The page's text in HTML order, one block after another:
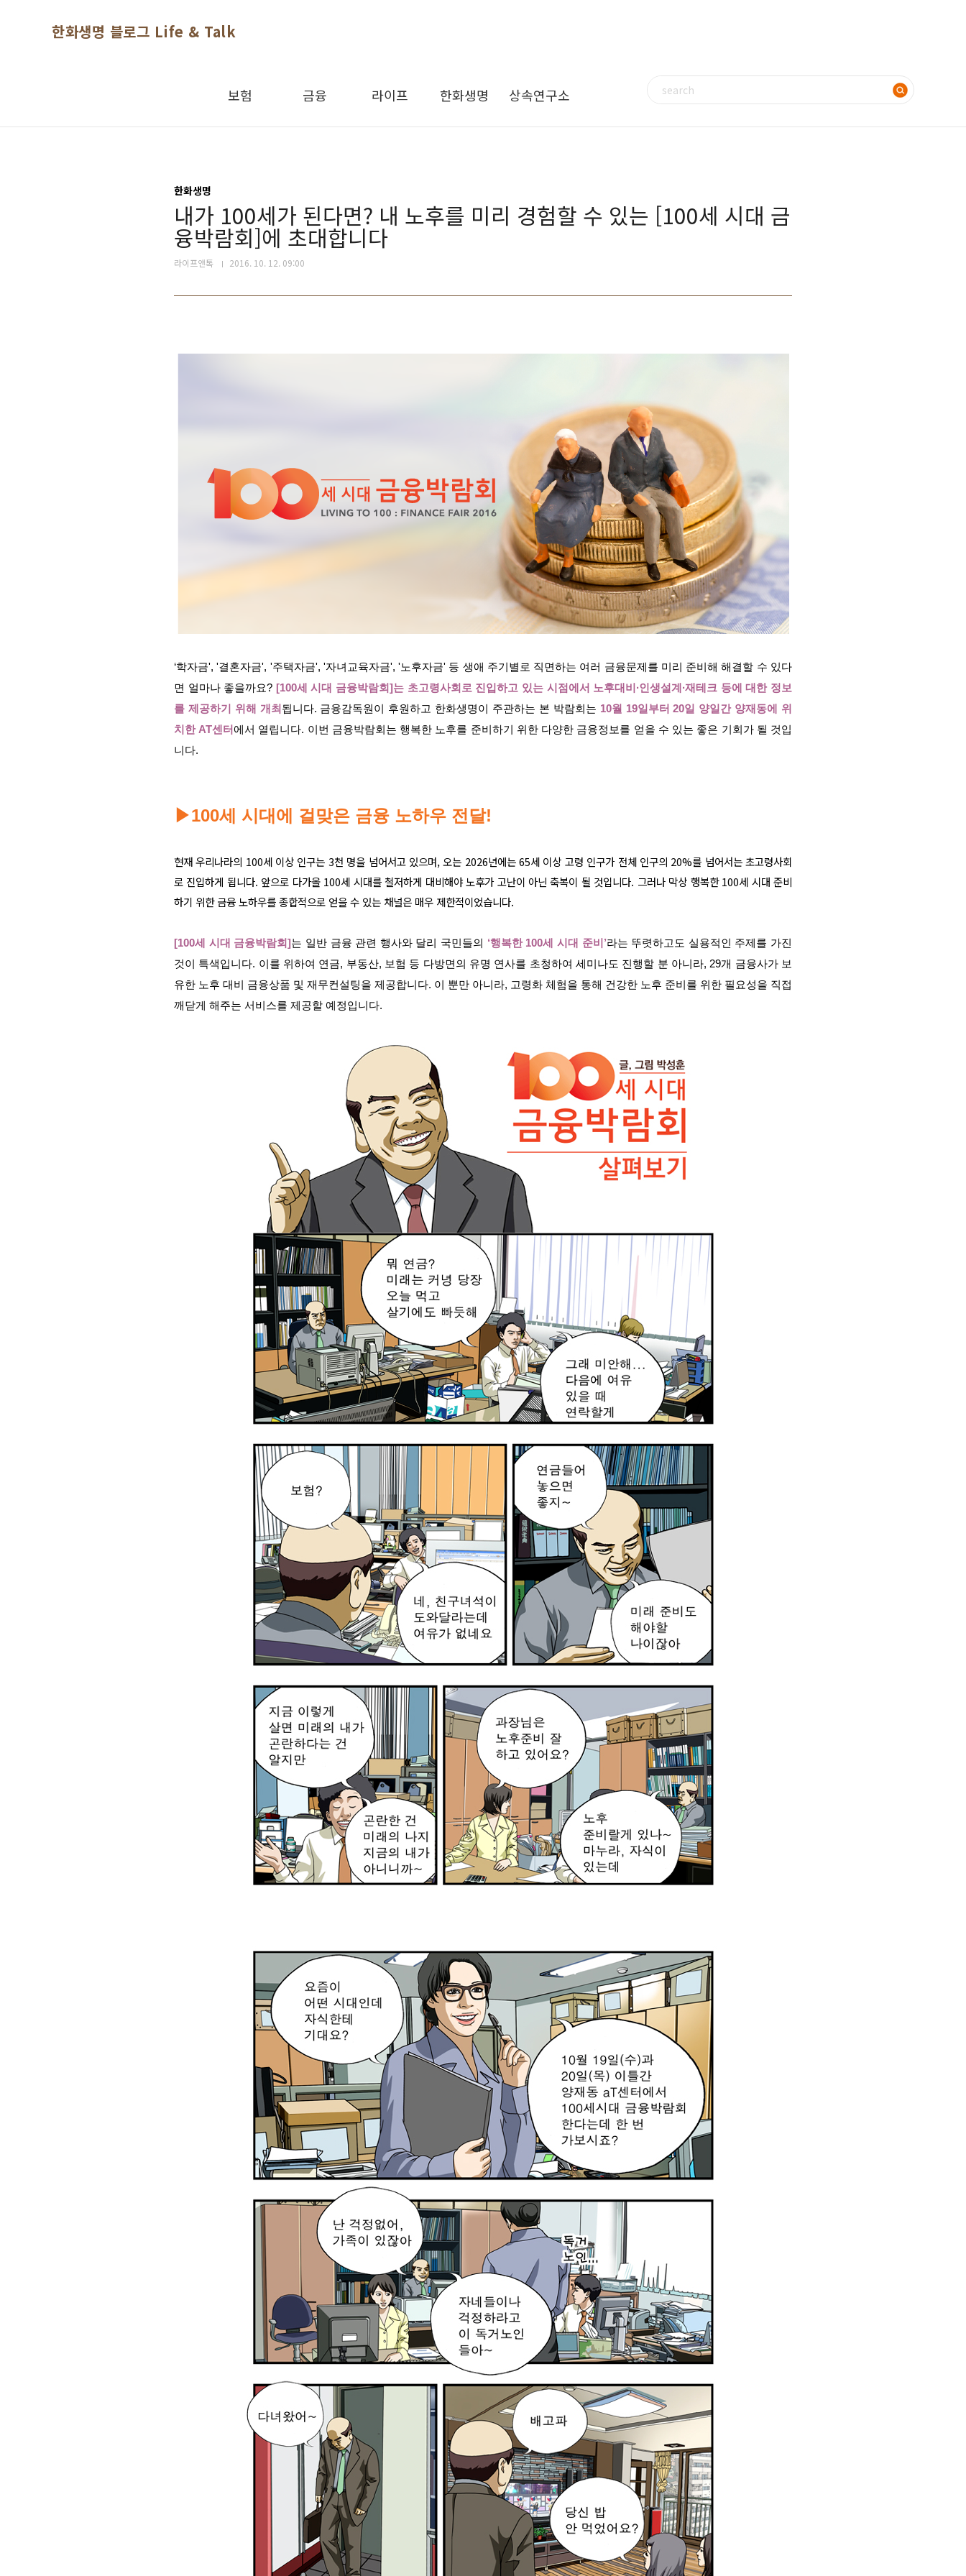
한화생명 블로그 Life & Talk
보험 금융 라이프 한화생명 상속연구소
한화생명
내가 100세가 된다면? 내 노후를 미리 경험할 수 있는 [100세 시대 금
융박람회]에 초대합니다
라이프앤톡 2016. 10. 12. 09:00
‘학자금', '결혼자금', '주택자금', '자녀교육자금', '노후자금' 등 생애 주기별로 직면하는 여러 금융문제를 미리 준비해 해결할 수 있다
면 얼마나 좋을까요? [100세 시대 금융박람회]는 초고령사회로 진입하고 있는 시점에서 노후대비∙인생설계∙재테크 등에 대한 정보
를 제공하기 위해 개최 됩니다. 금융감독원이 후원하고 한화생명이 주관하는 본 박람회는 10월 19일부터 20일 양일간 양재동에 위
치한 AT센터에서 열립니다. 이번 금융박람회는 행복한 노후를 준비하기 위한 다양한 금융정보를 얻을 수 있는 좋은 기회가 될 것입
니다.
▶100세 시대에 걸맞은 금융 노하우 전달!
현재 우리나라의 100세 이상 인구는 3천 명을 넘어서고 있으며, 오는 2026년에는 65세 이상 고령 인구가 전체 인구의 20%를 넘어서는 초고령사회
로 진입하게 됩니다. 앞으로 다가올 100세 시대를 철저하게 대비해야 노후가 고난이 아닌 축복이 될 것입니다. 그러나 막상 행복한 100세 시대 준비
하기 위한 금융 노하우를 종합적으로 얻을 수 있는 채널은 매우 제한적이었습니다.
[100세 시대 금융박람회]는 일반 금융 관련 행사와 달리 국민들의 ‘행복한 100세 시대 준비’라는 뚜렷하고도 실용적인 주제를 가진
것이 특색입니다. 이를 위하여 연금, 부동산, 보험 등 다방면의 유명 연사를 초청하여 세미나도 진행할 분 아니라, 29개 금융사가 보
유한 노후 대비 금융상품 및 재무컨설팅을 제공합니다. 이 뿐만 아니라, 고령화 체험을 통해 건강한 노후 준비를 위한 필요성을 직접
깨닫게 해주는 서비스를 제공할 예정입니다.